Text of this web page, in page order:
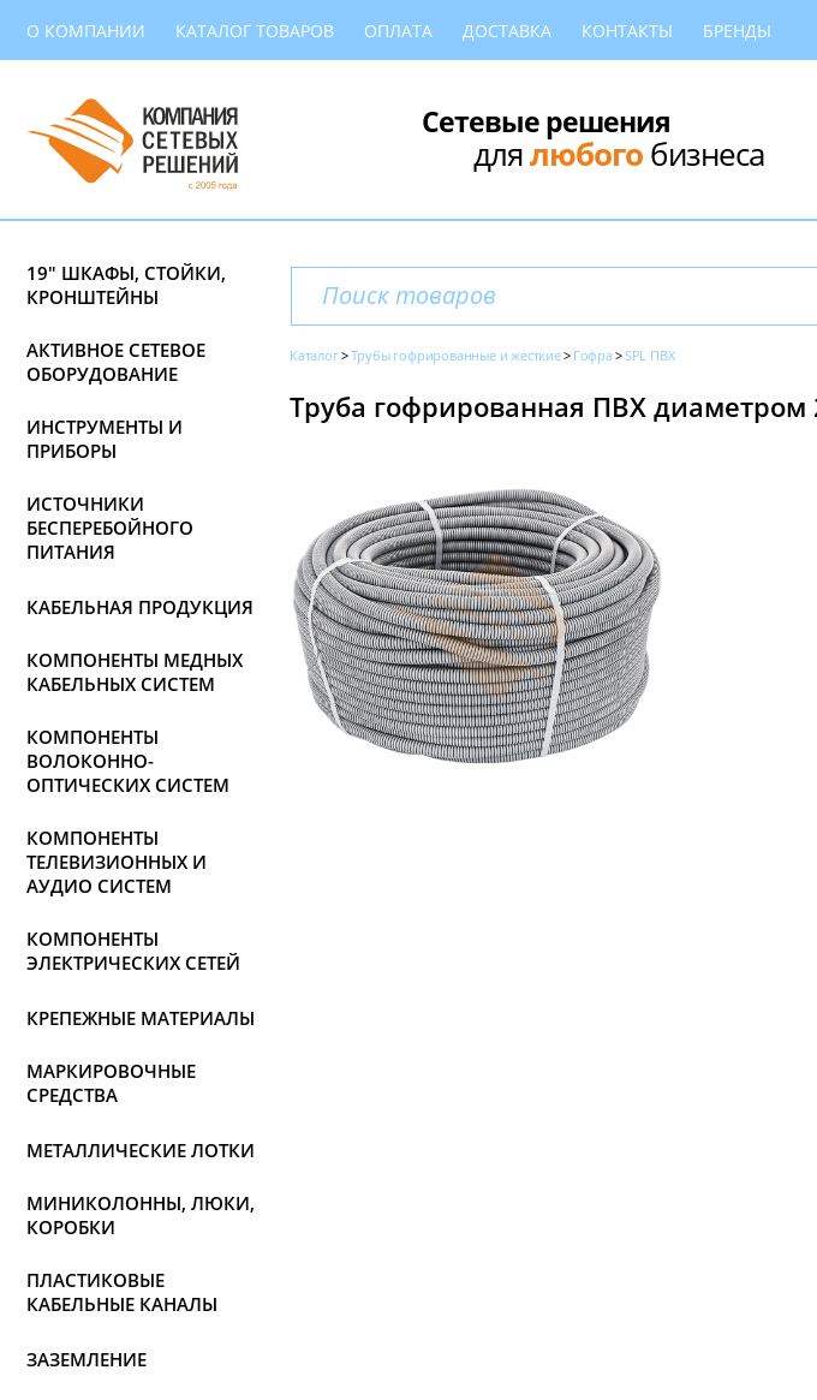
О КОМПАНИИ КАТАЛОГ ТОВАРОВ ОПЛАТА ДОСТАВКА КОНТАКТЫ БРЕНДЫ
Сетевые решения
длялюбогобизнеса
19" ШКАФЫ, СТОЙКИ,
КРОНШТЕЙНЫ
АКТИВНОЕ СЕТЕВОЕ
ОБОРУДОВАНИЕ
ИНСТРУМЕНТЫ И
ПРИБОРЫ
ИСТОЧНИКИ
БЕСПЕРЕБОЙНОГО
ПИТАНИЯ
КАБЕЛЬНАЯ ПРОДУКЦИЯ
КОМПОНЕНТЫ МЕДНЫХ
КАБЕЛЬНЫХ СИСТЕМ
КОМПОНЕНТЫ
ВОЛОКОННО-
ОПТИЧЕСКИХ СИСТЕМ
КОМПОНЕНТЫ
ТЕЛЕВИЗИОННЫХ И
АУДИО СИСТЕМ
КОМПОНЕНТЫ
ЭЛЕКТРИЧЕСКИХ СЕТЕЙ
КРЕПЕЖНЫЕ МАТЕРИАЛЫ
МАРКИРОВОЧНЫЕ
СРЕДСТВА
МЕТАЛЛИЧЕСКИЕ ЛОТКИ
МИНИКОЛОННЫ, ЛЮКИ,
КОРОБКИ
ПЛАСТИКОВЫЕ
КАБЕЛЬНЫЕ КАНАЛЫ
ЗАЗЕМЛЕНИЕ
Каталог Трубы гофрированные и жесткие Гофра SPL ПВХ
Труба гофрированная ПВХ диаметром